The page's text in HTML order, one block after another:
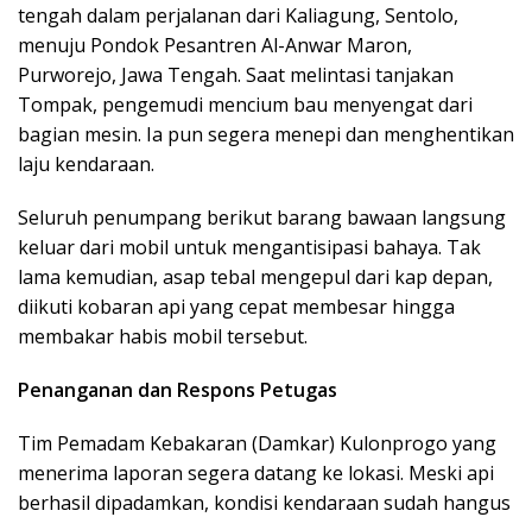
tengah dalam perjalanan dari Kaliagung, Sentolo,
menuju Pondok Pesantren Al-Anwar Maron,
Purworejo, Jawa Tengah. Saat melintasi tanjakan
Tompak, pengemudi mencium bau menyengat dari
bagian mesin. Ia pun segera menepi dan menghentikan
laju kendaraan.
Seluruh penumpang berikut barang bawaan langsung
keluar dari mobil untuk mengantisipasi bahaya. Tak
lama kemudian, asap tebal mengepul dari kap depan,
diikuti kobaran api yang cepat membesar hingga
membakar habis mobil tersebut.
Penanganan dan Respons Petugas
Tim Pemadam Kebakaran (Damkar) Kulonprogo yang
menerima laporan segera datang ke lokasi. Meski api
berhasil dipadamkan, kondisi kendaraan sudah hangus